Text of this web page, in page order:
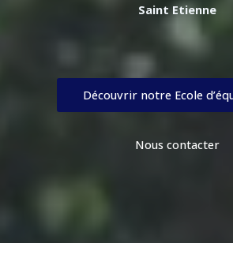
Saint Etienne
Découvrir notre Ecole
Nous contacter